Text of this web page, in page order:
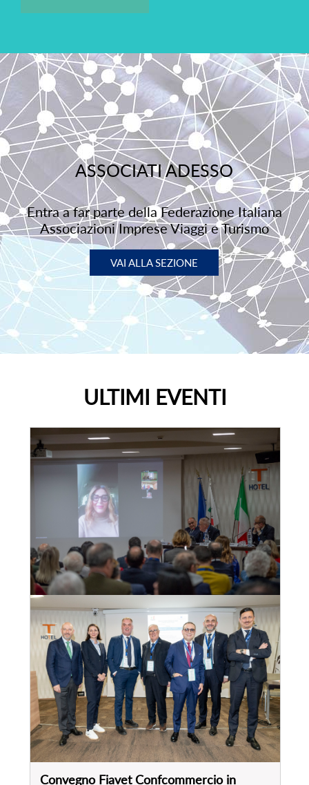
ASSOCIATI ADESSO
Entra a far parte della Federazione Italiana
Associazioni Imprese Viaggi e Turismo
VAI ALLA SEZIONE
ULTIMI EVENTI
Convegno Fiavet Confcommercio in
Calabria, “il turismo che non si ferma:
radici, identità e destagionalizzazione per
un nuovo modello di sviluppo”
28mar, 2025
VEDI EVENTO